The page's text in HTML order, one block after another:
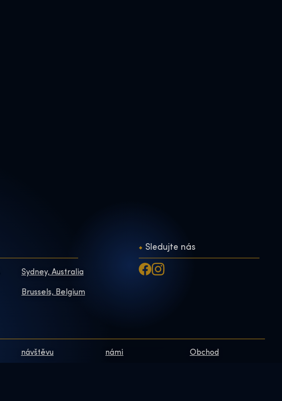
Sydney, Australia
Brussels, Belgium
Sledujte nás
návštěvu námi Obchod